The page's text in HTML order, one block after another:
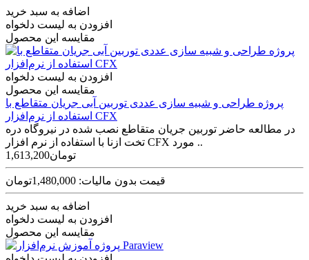
اضافه به سبد خرید
افزودن به لیست دلخواه
مقایسه این محصول
افزودن به لیست دلخواه
مقایسه این محصول
پروژه طراحی و شبیه سازی عددی توربین آبی جریان متقاطع با
استفاده از نرم‌افزار CFX
در مطالعه حاضر توربين جريان متقاطع نصب شده در نيروگاه دره
تخت ازنا با استفاده از نرم افزار CFX مورد ..
1,613,200تومان
قیمت بدون مالیات: 1,480,000تومان
اضافه به سبد خرید
افزودن به لیست دلخواه
مقایسه این محصول